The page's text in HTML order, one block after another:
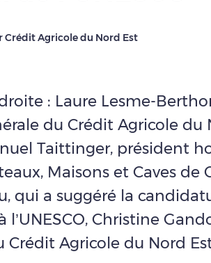
Crédit Agricole du Nord Est
: Laure Lesme-
du Crédit Agricole du
Taittinger, président
Maisons et Caves de
qui a suggéré la
l’UNESCO, Christine
Crédit Agricole du Nord